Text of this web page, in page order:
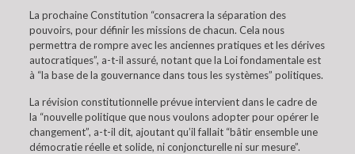
La prochaine Constitution “consacrera la séparation des
pouvoirs, pour définir les missions de chacun. Cela nous
permettra de rompre avec les anciennes pratiques et les dérives
autocratiques”, a-t-il assuré, notant que la Loi fondamentale est
à “la base de la gouvernance dans tous les systèmes” politiques.
La révision constitutionnelle prévue intervient dans le cadre de
la “nouvelle politique que nous voulons adopter pour opérer le
changement”, a-t-il dit, ajoutant qu’il fallait “bâtir ensemble une
démocratie réelle et solide, ni conjoncturelle ni sur mesure”.